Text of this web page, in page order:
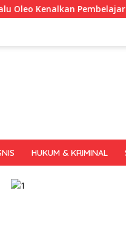
Pembelajaran
HUKUM & KRIMINAL